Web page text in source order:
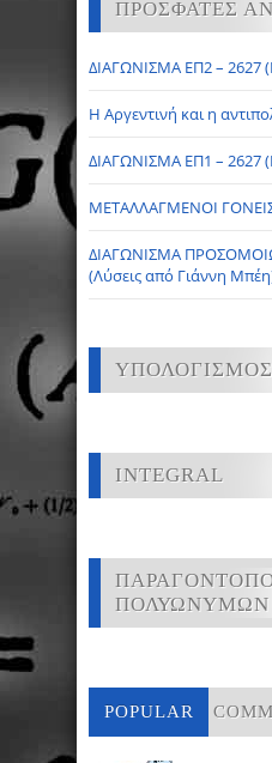
ΠΡΟΣΦΑΤΕΣ
ΔΙΑΓΩΝΙΣΜΑ ΕΠ2 – 2627
Η Αργεντινή και η
ΔΙΑΓΩΝΙΣΜΑ ΕΠ1 – 2627
ΜΕΤΑΛΛΑΓΜΕΝΟΙ
ΔΙΑΓΩΝΙΣΜΑ
(Λύσεις από Γιάννη
INTEGRAL
ΠΟΛΥΩΝΥΜΩΝ
POPULAR